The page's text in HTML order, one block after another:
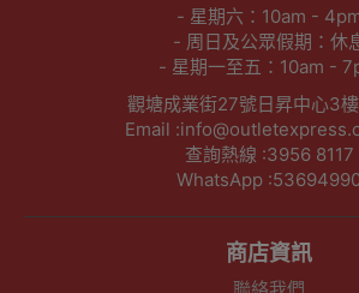
- 星期六：10am -
- 周日及公眾假期：休
- 星期一至五：10am -
觀塘成業街27號日昇中心3
Email
查詢熱線 :3956 8117
WhatsApp
商店資訊